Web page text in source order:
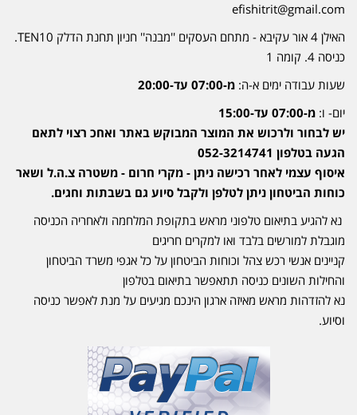
efishitrit@gmail.com
האילן 4 אור עקיבא - מתחם העסקים ''מבנה'' חניון תחנת הדלק TEN10.
כניסה 4. קומה 1
שעות עבודה ימים א-ה: מ-07:00 עד-20:00
יום- ו: מ-07:00 עד-15:00
יש לבחור ולרכוש את המוצר המבוקש באתר ואחכ רצוי לתאם
הגעה בטלפון 052-3214741
איסוף עצמי לאחר רכישה ניתן - מקרי חרום - משטרה צ.ה.ל ושאר
כוחות הביטחון ניתן לטלפן ולקבל סיוע גם בשבתות וחגים.
נא להגיע בתיאום טלפוני מראש בתקופת המלחמה ולאחריה הכניסה
מוגבלת למורשים בלבד ואו למקרים חריגים
קניינים אנשי רכש צהל וכוחות הביטחון על כל אגפי משרד הביטחון
והחילות השונים כניסה תתאפשר בתיאום בטלפון
נא להזדהות מראש מאיזה ארגון הינכם מגיעים על מנת לאפשר כניסה
וסיוע.